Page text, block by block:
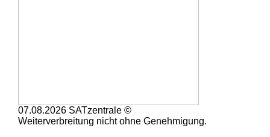
07.08.2026 SATzentrale ©
Weiterverbreitung nicht ohne Genehmigung.